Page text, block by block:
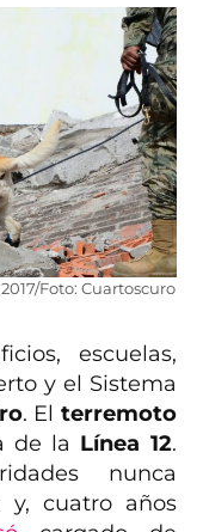
Foto: Cuartoscuro
escuelas,
y el Sistema
. El terremoto
de la Línea 12.
nunca
y, cuatro años